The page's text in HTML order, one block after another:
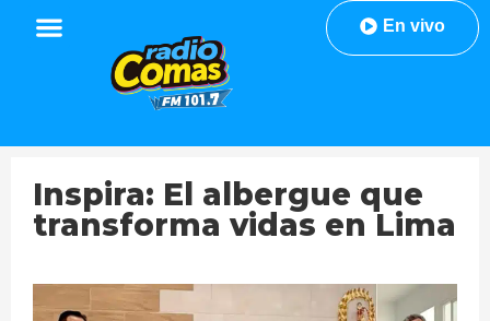
En vivo
Inspira: El albergue que
transforma vidas en Lima